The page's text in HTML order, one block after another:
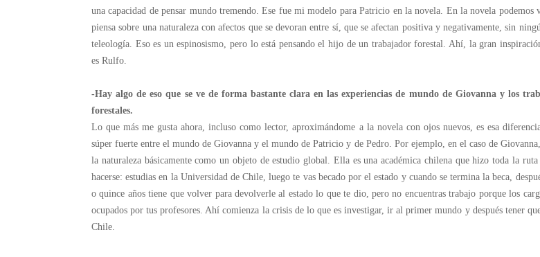
una capacidad de pensar mundo tremendo. Ese fue mi modelo para Patricio en la novela. En la novela podemos
piensa sobre una naturaleza con afectos que se devoran entre sí, que se afectan positiva y negativamente, sin
teleología. Eso es un espinosismo, pero lo está pensando el hijo de un trabajador forestal. Ahí, la gran
es Rulfo.
-Hay algo de eso que se ve de forma bastante clara en las experiencias de mundo de Giovanna y los
forestales.
Lo que más me gusta ahora, incluso como lector, aproximándome a la novela con ojos nuevos, es esa
súper fuerte entre el mundo de Giovanna y el mundo de Patricio y de Pedro. Por ejemplo, en el caso de
la naturaleza básicamente como un objeto de estudio global. Ella es una académica chilena que hizo toda la ruta
hacerse: estudias en la Universidad de Chile, luego te vas becado por el estado y cuando se termina la beca,
o quince años tiene que volver para devolverle al estado lo que te dio, pero no encuentras trabajo porque los
ocupados por tus profesores. Ahí comienza la crisis de lo que es investigar, ir al primer mundo y después tener
Chile.